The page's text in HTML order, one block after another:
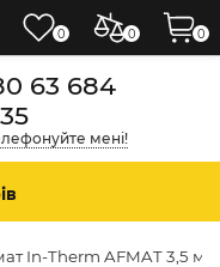
63 684
мені!
In-Therm AFMAT 3,5 м
0 0 0